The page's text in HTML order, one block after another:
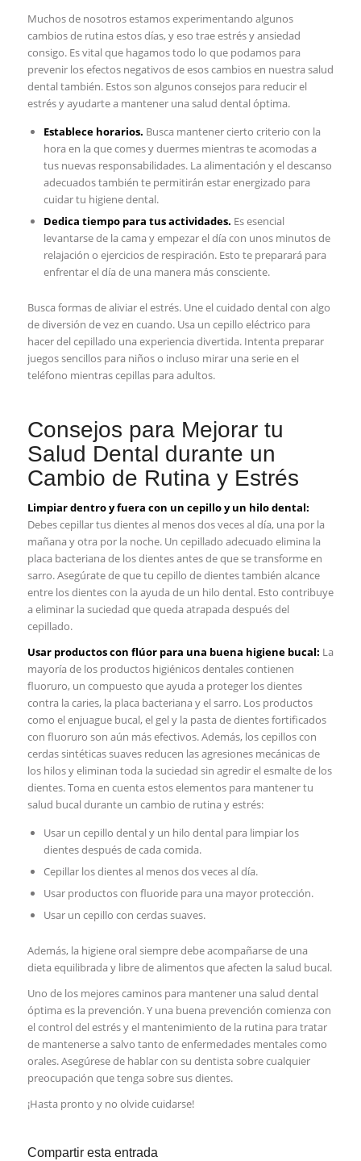
Muchos de nosotros estamos ⁣experimentando​ algunos
cambios de‌ rutina estos días, y eso trae estrés y ‍ansiedad
⁢consigo. Es vital que hagamos todo ⁣lo que podamos para
prevenir los efectos negativos ‌de ‌esos cambios en nuestra salud⁣
dental también. Estos son algunos‍ consejos para reducir el
estrés y ayudarte ‌a mantener una salud dental óptima.
Establece horarios. Busca mantener ⁢cierto ​criterio con la
hora en la ⁢que comes​ y duermes‍ mientras ⁢te ​acomodas a
tus nuevas responsabilidades. La alimentación y el descanso
⁤adecuados también te permitirán estar energizado para
cuidar tu⁣ higiene dental.
Dedica​ tiempo⁣ para tus actividades. Es esencial
levantarse de la cama y empezar el día con unos⁣ minutos ⁣de
⁤relajación ​o ejercicios de respiración. Esto te preparará para
enfrentar el ⁤día de una manera más consciente.
Busca formas de aliviar el estrés. Une el cuidado dental con algo⁤
de diversión‍ de vez⁢ en cuando. Usa un⁣ cepillo eléctrico​ para
hacer del cepillado una experiencia‍ divertida. Intenta preparar
juegos sencillos para niños o ⁣incluso‌ mirar una‌ serie en el
teléfono mientras cepillas para adultos.
⁤Consejos para Mejorar ‍tu
Salud Dental ‌durante un
Cambio⁣ de Rutina⁣ y Estrés
Limpiar dentro y​ fuera‌ con ‌un⁤ cepillo y ‍un hilo dental:
Debes cepillar tus dientes al menos ⁣dos veces al día, una por la⁢
mañana ⁤y otra por la noche. Un cepillado adecuado ⁢elimina la
placa bacteriana de los ​dientes‍ antes​ de que se transforme en
sarro. Asegúrate de que tu‌ cepillo de⁢ dientes también ​alcance⁤
entre ‌los dientes con‍ la ayuda de un hilo dental. Esto contribuye
a‍ eliminar la suciedad‍ que queda ⁣atrapada después del
⁢cepillado.
Usar productos con flúor para una buena higiene bucal: La
⁣mayoría de los productos higiénicos dentales contienen⁢
fluoruro, un compuesto que ayuda‍ a ⁢proteger los dientes
contra ‌la caries, la‍ placa bacteriana y el ⁢sarro. Los productos
como el enjuague ⁣bucal, el ⁢gel y la pasta de dientes fortificados
con fluoruro son aún‌ más efectivos. Además, los ​cepillos con
cerdas sintéticas suaves reducen las agresiones mecánicas de
los hilos y​ eliminan⁤ toda ‍la suciedad sin agredir el esmalte de los
dientes. Toma ​en​ cuenta estos elementos ‍para mantener ⁣tu
salud bucal durante un cambio de rutina y estrés:
Usar un cepillo dental y un hilo dental para⁣ limpiar⁤ los
dientes después de cada comida.
Cepillar ⁣los dientes al menos dos ‍veces al día.
Usar productos⁣ con fluoride para una mayor protección.
Usar un cepillo con ⁤cerdas suaves.
Además, la higiene oral ⁤siempre⁢ debe ​acompañarse de una
dieta⁣ equilibrada y libre ​de ⁢alimentos​ que ​afecten la ⁢salud bucal.
Uno de‍ los mejores caminos para mantener⁤ una salud dental
óptima es ⁤la prevención. ⁢Y una buena‍ prevención ⁢comienza con
el control del ‍estrés y el mantenimiento ⁤de la‌ rutina para tratar
de mantenerse a‌ salvo tanto de enfermedades mentales como
orales. Asegúrese de hablar con⁢ su dentista⁢ sobre cualquier
preocupación que tenga sobre​ sus dientes.
¡Hasta‌ pronto y ‌no olvide cuidarse!
Compartir esta entrada